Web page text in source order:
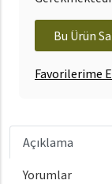
Bu Ürün
Favorilerime
Açıklama
Yorumlar